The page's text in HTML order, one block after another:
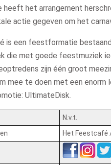
het arrangement
actie gegeven om het
is een feestformatie
die met goede feestmuziek
zijn één groot
mee te doen met een enorm
UltimateDisk.
N.v.t.
Het Feestcafé